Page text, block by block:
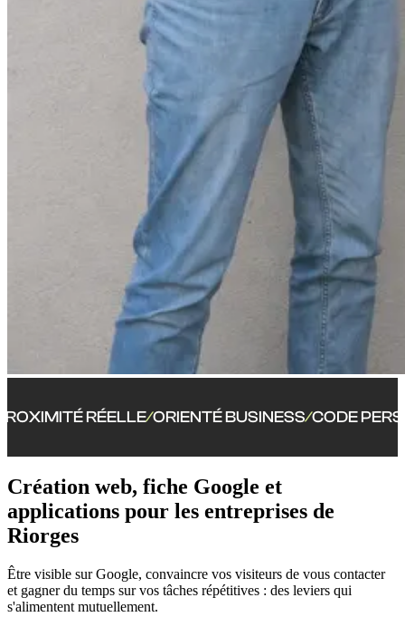
/ORIENTÉ BUSINESS/CODE PERSONNALISÉ/
Création web, fiche Google et
applications pour les entreprises de
Riorges
Être visible sur Google, convaincre vos visiteurs de vous contacter
et gagner du temps sur vos tâches répétitives : des leviers qui
s'alimentent mutuellement.